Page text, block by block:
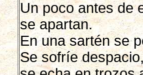
Un poco antes de
se apartan.
En una sartén se
Se sofríe